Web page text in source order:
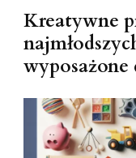
Kreatywne